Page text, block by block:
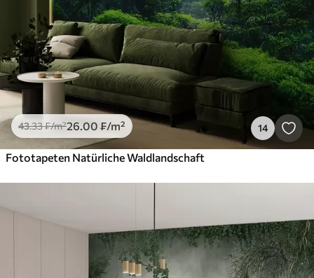
43.33₣/m²26.00 ₣/m² 14
Fototapeten Natürliche Waldlandschaft